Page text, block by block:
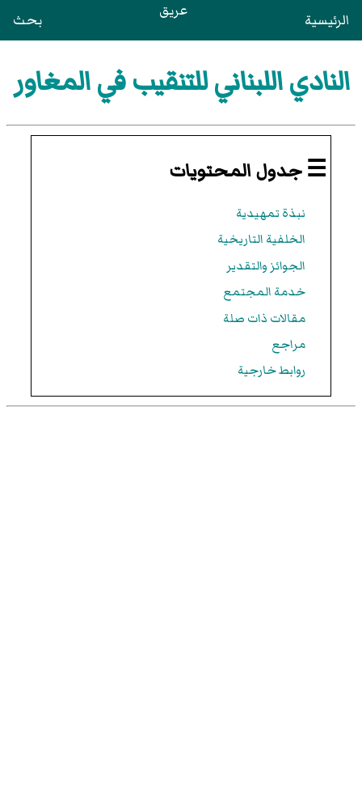
الرئيسية عريق بحث
النادي اللبناني للتنقيب في المغاور
☰ جدول المحتويات
نبذة تمهيدية
الخلفية التاريخية
الجوائز والتقدير
خدمة المجتمع
مقالات ذات صلة
مراجع
روابط خارجية